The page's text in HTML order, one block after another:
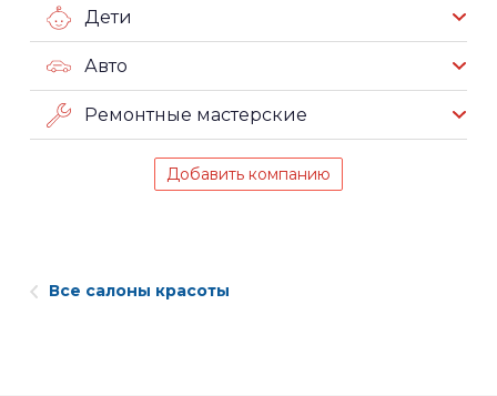
Дети
Авто
Ремонтные мастерские
Добавить компанию
Все салоны красоты